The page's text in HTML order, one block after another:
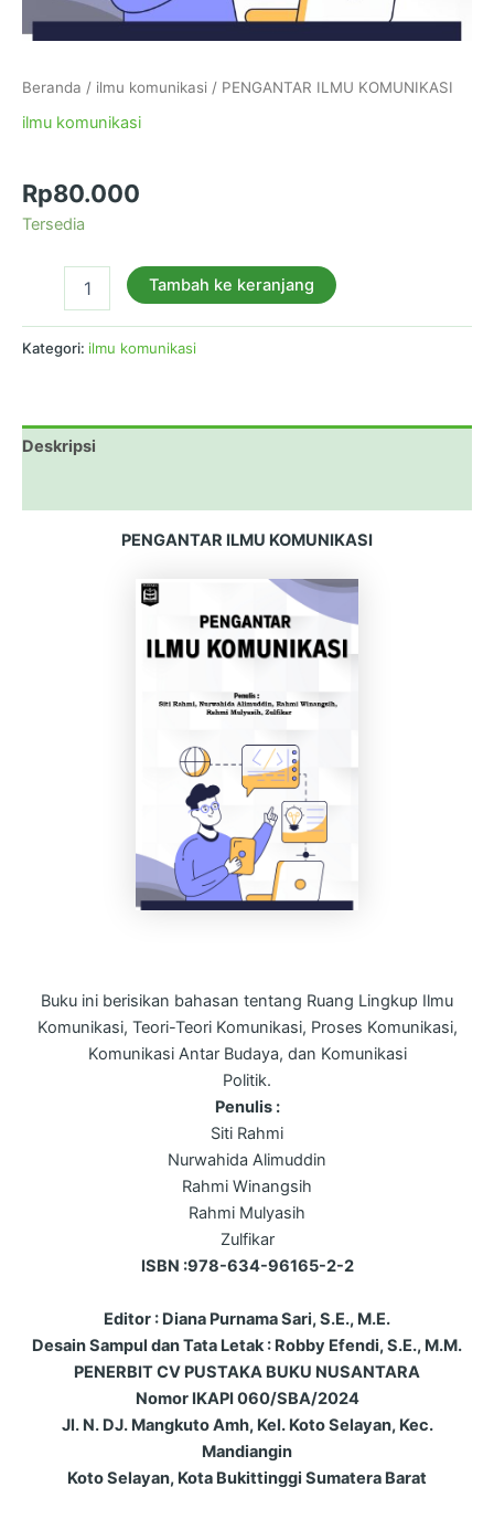
Beranda / ilmu komunikasi / PENGANTAR ILMU KOMUNIKASI
ilmu komunikasi
Rp80.000
Tersedia
Tambah ke keranjang
Kategori: ilmu komunikasi
Deskripsi
PENGANTAR ILMU KOMUNIKASI
Buku ini berisikan bahasan tentang Ruang Lingkup Ilmu
Komunikasi, Teori-Teori Komunikasi, Proses Komunikasi,
Komunikasi Antar Budaya, dan Komunikasi
Politik.
Penulis :
Siti Rahmi
Nurwahida Alimuddin
Rahmi Winangsih
Rahmi Mulyasih
Zulfikar
ISBN :978-634-96165-2-2
Editor : Diana Purnama Sari, S.E., M.E.
Desain Sampul dan Tata Letak : Robby Efendi, S.E., M.M.
PENERBIT CV PUSTAKA BUKU NUSANTARA
Nomor IKAPI 060/SBA/2024
Jl. N. DJ. Mangkuto Amh, Kel. Koto Selayan, Kec.
Mandiangin
Koto Selayan, Kota Bukittinggi Sumatera Barat